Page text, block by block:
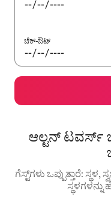
ಚೆಕ್-ಔಟ್
ಆಲ್ಟನ್ ಟವರ್ಸ್
ಗೆಸ್ಟ್‌ಗಳು ಒಪ್ಪುತ್ತಾರೆ: ಸ್ಥಳ,
ಸ್ಥಳಗಳನ್ನು